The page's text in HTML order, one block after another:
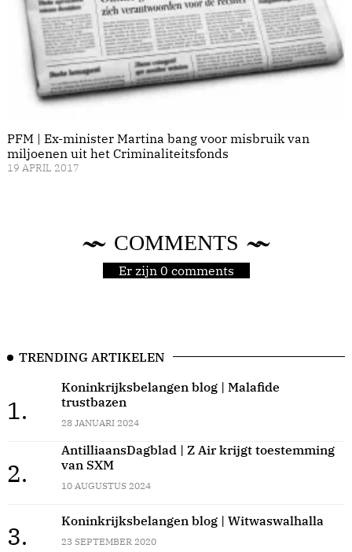
PFM | Ex-minister Martina bang voor misbruik van
miljoenen uit het Criminaliteitsfonds
19 APRIL 2017
COMMENTS
Er zijn 0 comments
TRENDING ARTIKELEN
1.
Koninkrijksbelangen blog | Malafide
trustbazen
28 JANUARI 2024
2.
AntilliaansDagblad | Z Air krijgt toestemming
van SXM
10 AUGUSTUS 2024
3.
Koninkrijksbelangen blog | Witwaswalhalla
23 SEPTEMBER 2020